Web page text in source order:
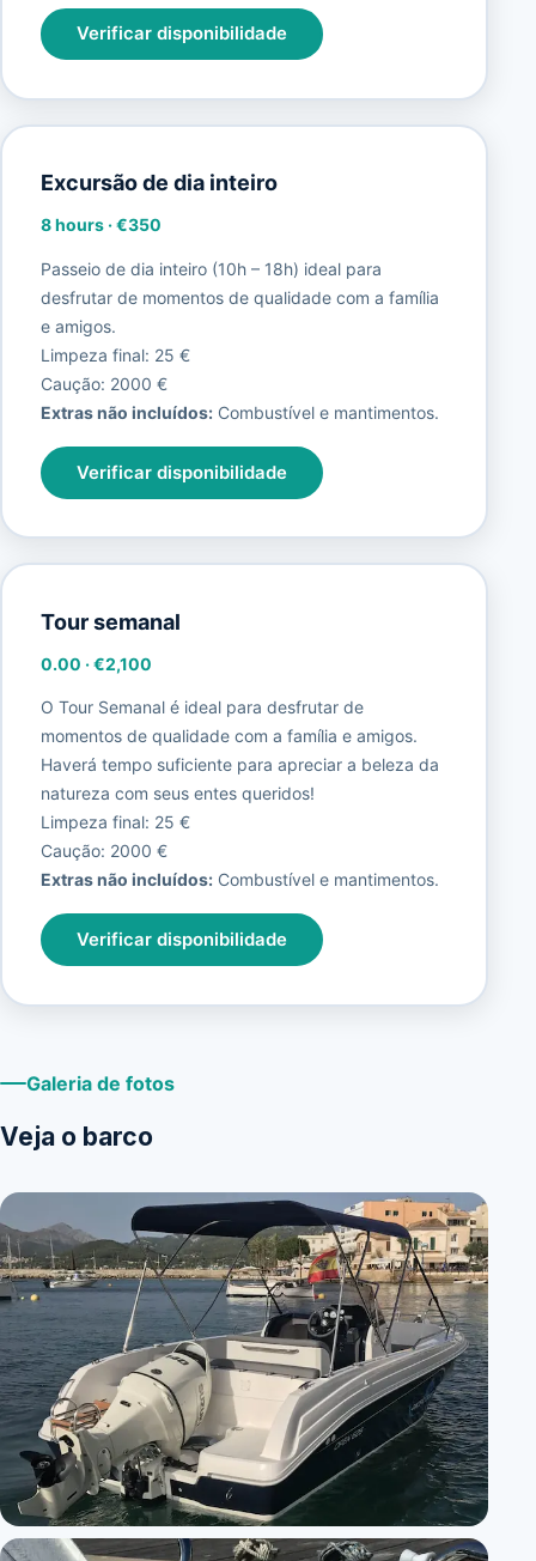
Verificar disponibilidade
Excursão de dia inteiro
8 hours·€350
Passeio de dia inteiro (10h – 18h) ideal para
desfrutar de momentos de qualidade com a família
e amigos.
Limpeza final: 25 €
Caução: 2000 €
Extras não incluídos:Combustível e mantimentos.
Verificar disponibilidade
Tour semanal
0.00 ·€2,100
O Tour Semanal é ideal para desfrutar de
momentos de qualidade com a família e amigos.
Haverá tempo suficiente para apreciar a beleza da
natureza com seus entes queridos!
Limpeza final: 25 €
Caução: 2000 €
Extras não incluídos:Combustível e mantimentos.
Verificar disponibilidade
Galeria de fotos
Veja o barco